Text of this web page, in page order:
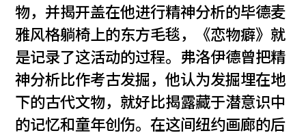
物，并揭开盖在他进行精神分析的毕德麦
雅风格躺椅上的东方毛毯，《恋物癖》就
是记录了这活动的过程。弗洛伊德曾把精
神分析比作考古发掘，他认为发掘埋在地
下的古代文物，就好比揭露藏于潜意识中
的记忆和童年创伤。在这间纽约画廊的后